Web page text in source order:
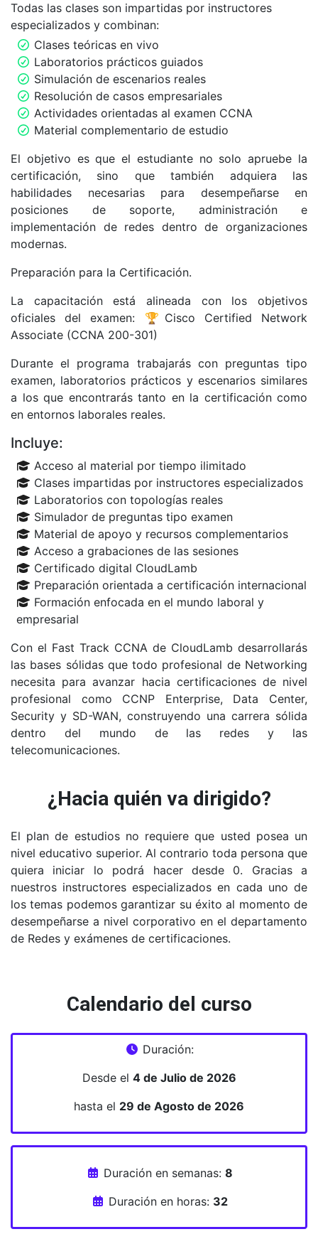
Todas las clases son impartidas por instructores
especializados y combinan:
Clases teóricas en vivo
Laboratorios prácticos guiados
Simulación de escenarios reales
Resolución de casos empresariales
Actividades orientadas al examen CCNA
Material complementario de estudio
El objetivo es que el estudiante no solo apruebe la
certificación, sino que también adquiera las
habilidades necesarias para desempeñarse en
posiciones de soporte, administración e
implementación de redes dentro de organizaciones
modernas.
Preparación para la Certificación.
La capacitación está alineada con los objetivos
oficiales del examen: 🏆Cisco Certified Network
Associate (CCNA 200-301)
Durante el programa trabajarás con preguntas tipo
examen, laboratorios prácticos y escenarios similares
a los que encontrarás tanto en la certificación como
en entornos laborales reales.
Incluye:
Acceso al material por tiempo ilimitado
Clases impartidas por instructores especializados
Laboratorios con topologías reales
Simulador de preguntas tipo examen
Material de apoyo y recursos complementarios
Acceso a grabaciones de las sesiones
Certificado digital CloudLamb
Preparación orientada a certificación internacional
Formación enfocada en el mundo laboral y
empresarial
Con el Fast Track CCNA de CloudLamb desarrollarás
las bases sólidas que todo profesional de Networking
necesita para avanzar hacia certificaciones de nivel
profesional como CCNP Enterprise, Data Center,
Security y SD-WAN, construyendo una carrera sólida
dentro del mundo de las redes y las
telecomunicaciones.
¿Hacia quién va dirigido?
El plan de estudios no requiere que usted posea un
nivel educativo superior. Al contrario toda persona que
quiera iniciar lo podrá hacer desde 0. Gracias a
nuestros instructores especializados en cada uno de
los temas podemos garantizar su éxito al momento de
desempeñarse a nivel corporativo en el departamento
de Redes y exámenes de certificaciones.
Calendario del curso
Duración:
Desde el 4 de Julio de 2026
hasta el 29 de Agosto de 2026
Duración en semanas: 8
Duración en horas: 32